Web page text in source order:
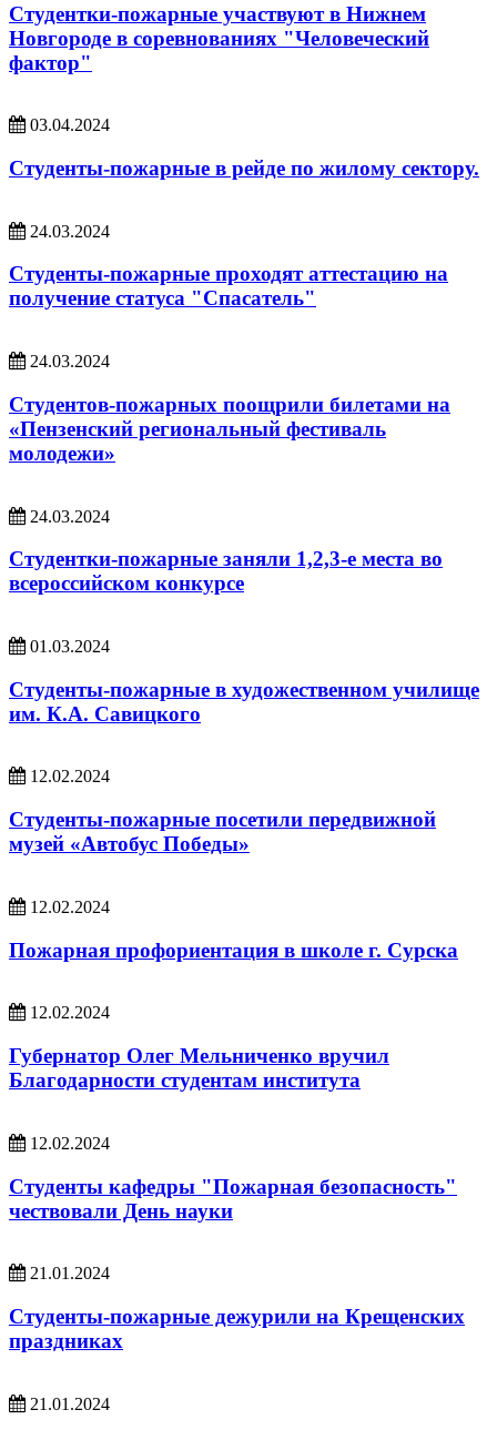
Студентки-пожарные участвуют в Нижнем
Новгороде в соревнованиях "Человеческий
фактор"
03.04.2024
Студенты-пожарные в рейде по жилому сектору.
24.03.2024
Студенты-пожарные проходят аттестацию на
получение статуса "Спасатель"
24.03.2024
Студентов-пожарных поощрили билетами на
«Пензенский региональный фестиваль
молодежи»
24.03.2024
Студентки-пожарные заняли 1,2,3-е места во
всероссийском конкурсе
01.03.2024
Студенты-пожарные в художественном училище
им. К.А. Савицкого
12.02.2024
Студенты-пожарные посетили передвижной
музей «Автобус Победы»
12.02.2024
Пожарная профориентация в школе г. Сурска
12.02.2024
Губернатор Олег Мельниченко вручил
Благодарности студентам института
12.02.2024
Студенты кафедры "Пожарная безопасность"
чествовали День науки
21.01.2024
Студенты-пожарные дежурили на Крещенских
праздниках
21.01.2024